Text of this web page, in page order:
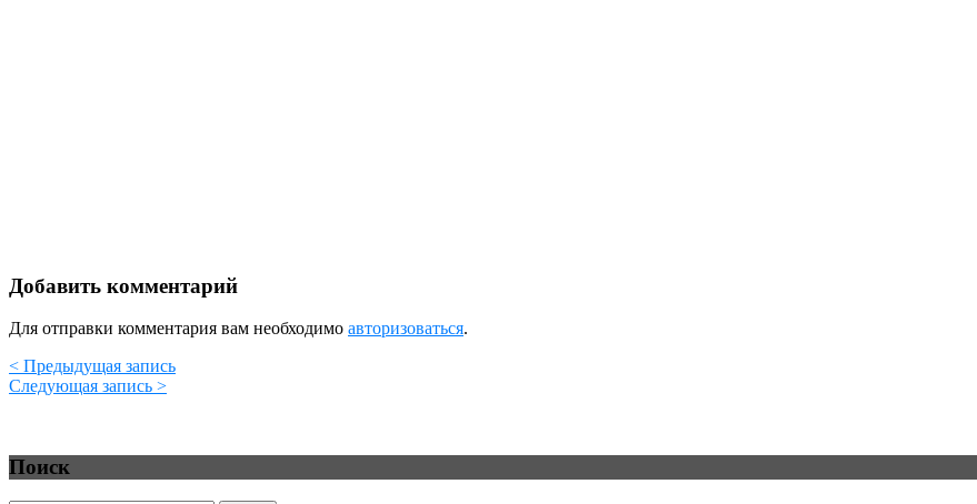
Добавить комментарий
Для отправки комментария вам необходимо авторизоваться.
< Предыдущая запись
Следующая запись >
Поиск